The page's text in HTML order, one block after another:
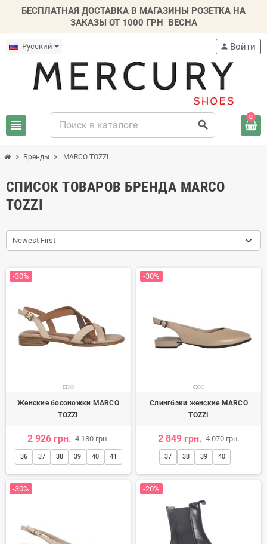
БЕСПЛАТНАЯ ДОСТАВКА В МАГАЗИНЫ РОЗЕТКА НА
ЗАКАЗЫ ОТ 1000 ГРН ВЕСНА
Русский
view_headline search
person Войти
0
chevron_right Бренды chevron_right MARCO TOZZI
СПИСОК ТОВАРОВ БРЕНДА MARCO
TOZZI
Newest First
-30%
Женские босоножки MARCO
TOZZI
2 926 грн. 4 180 грн.
36 37 38 39 40 41
-30%
Слингбэки женские MARCO
TOZZI
2 849 грн. 4 070 грн.
37 38 39 40
-30% -20%